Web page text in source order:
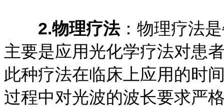
2.物理疗法：物理疗法
主要是应用光化学疗法对患
此种疗法在临床上应用的时
过程中对光波的波长要求严